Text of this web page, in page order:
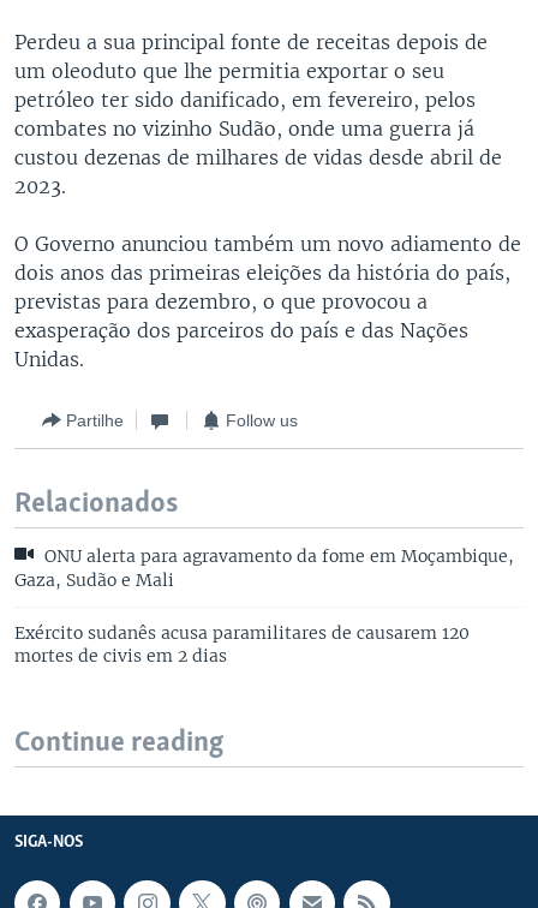
Perdeu a sua principal fonte de receitas depois de
um oleoduto que lhe permitia exportar o seu
petróleo ter sido danificado, em fevereiro, pelos
combates no vizinho Sudão, onde uma guerra já
custou dezenas de milhares de vidas desde abril de
2023.
O Governo anunciou também um novo adiamento de
dois anos das primeiras eleições da história do país,
previstas para dezembro, o que provocou a
exasperação dos parceiros do país e das Nações
Unidas.
Partilhe Follow us
Relacionados
ONU alerta para agravamento da fome em Moçambique,
Gaza, Sudão e Mali
Exército sudanês acusa paramilitares de causarem 120
mortes de civis em 2 dias
Continue reading
SIGA-NOS